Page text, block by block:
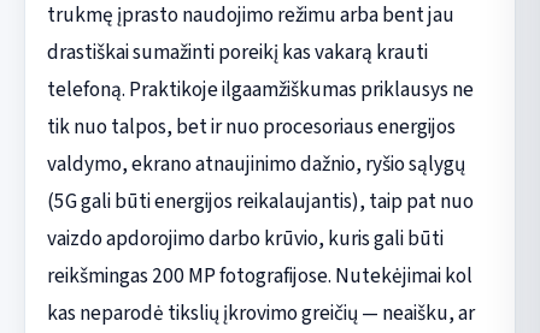
trukmę įprasto naudojimo režimu arba bent jau
drastiškai sumažinti poreikį kas vakarą krauti
telefoną. Praktikoje ilgaamžiškumas priklausys ne
tik nuo talpos, bet ir nuo procesoriaus energijos
valdymo, ekrano atnaujinimo dažnio, ryšio sąlygų
(5G gali būti energijos reikalaujantis), taip pat nuo
vaizdo apdorojimo darbo krūvio, kuris gali būti
reikšmingas 200 MP fotografijose. Nutekėjimai kol
kas neparodė tikslių įkrovimo greičių — neaišku, ar